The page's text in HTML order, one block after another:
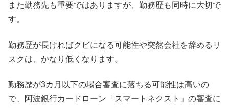
また勤務先も重要ではありますが、勤務歴も同時に大切で
す。
勤務歴が長ければクビになる可能性や突然会社を辞めるリ
スクは、かなり低くなります。
勤務歴が3カ月以下の場合審査に落ちる可能性は高いの
で、阿波銀行カードローン「スマートネクスト」の審査に